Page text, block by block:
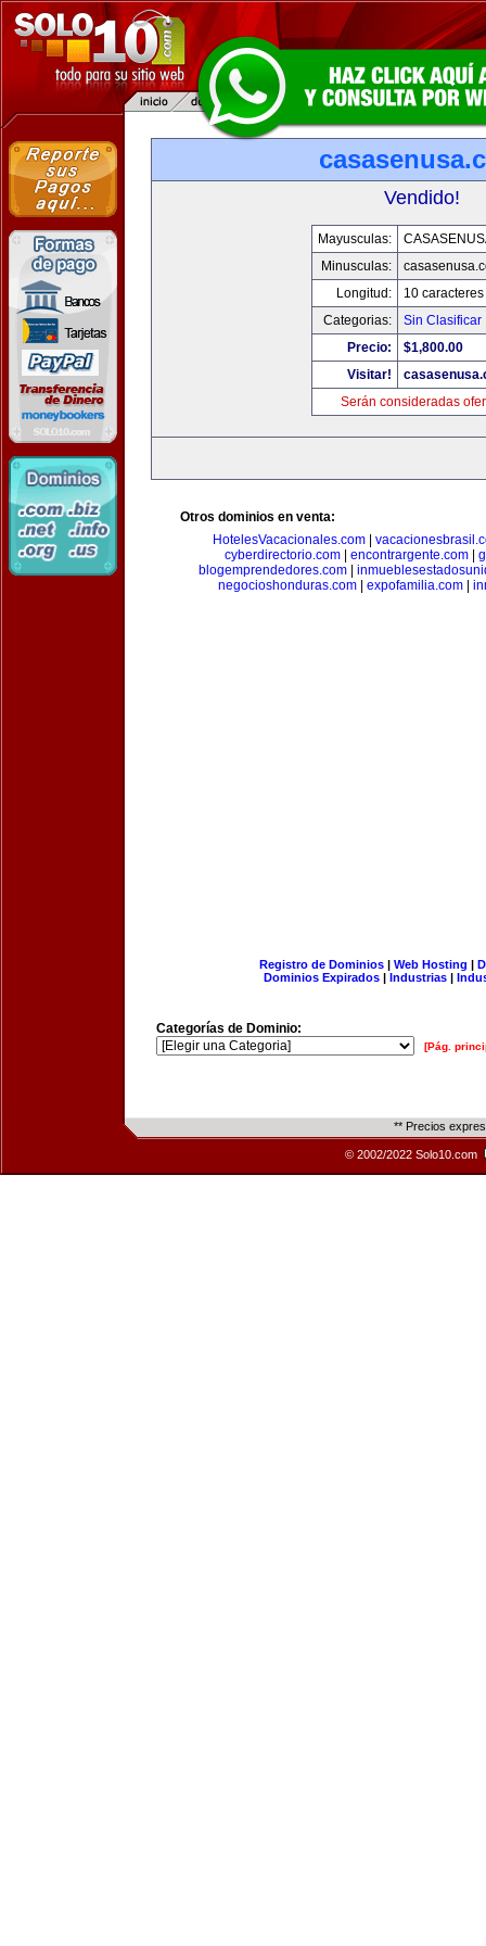
Vendido!
Mayusculas:
Minusculas:
Longitud:
10 caracteres
Categorias:
Sin Clasificar
Precio:
$1,800.00
Visitar!
Serán consideradas
Otros dominios en venta:
HotelesVacacionales.com|
cyberdirectorio.com| encontrargente.com|
blogemprendedores.com
negocioshonduras.com| expofamilia.com|
Registro de Dominios| Web Hosting |
Dominios Expirados | Industrias |
Categorías de Dominio:
[Pág.
** Precios
© 2002/2022 Solo10.com